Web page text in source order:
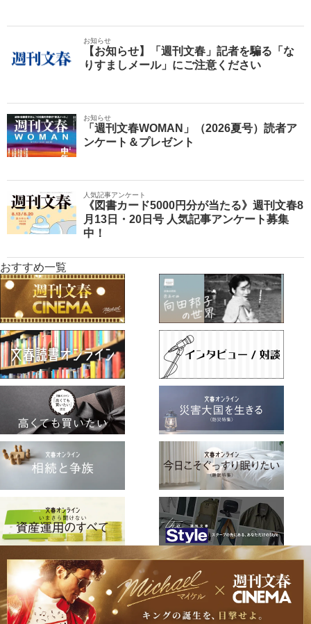
お知らせ
【お知らせ】「週刊文春」記者を騙る「な
りすましメール」にご注意ください
お知らせ
「週刊文春WOMAN」（2026夏号）読者ア
ンケート＆プレゼント
人気記事アンケート
《図書カード5000円分が当たる》週刊文春8
月13日・20日号 人気記事アンケート募集
中！
おすすめ一覧